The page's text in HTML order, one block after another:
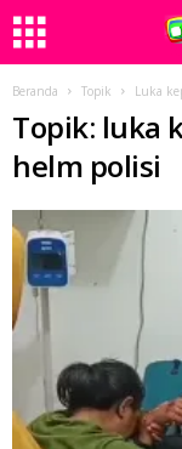
Beranda Topik Luka
Topik: luka
helm polisi